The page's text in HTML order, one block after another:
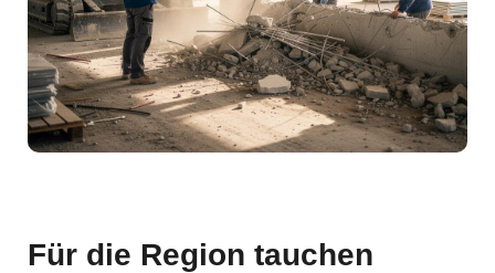
Für die Region tauchen